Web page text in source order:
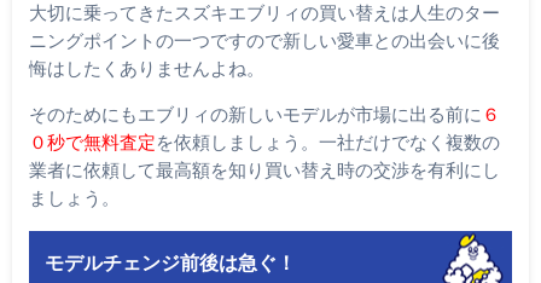
大切に乗ってきたスズキエブリィの買い替えは人生のター
ニングポイントの一つですので新しい愛車との出会いに後
悔はしたくありませんよね。
そのためにもエブリィの新しいモデルが市場に出る前に ６
０秒で無料査定を依頼しましょう。一社だけでなく複数の
業者に依頼して最高額を知り買い替え時の交渉を有利にし
ましょう。
モデルチェンジ前後は急ぐ！